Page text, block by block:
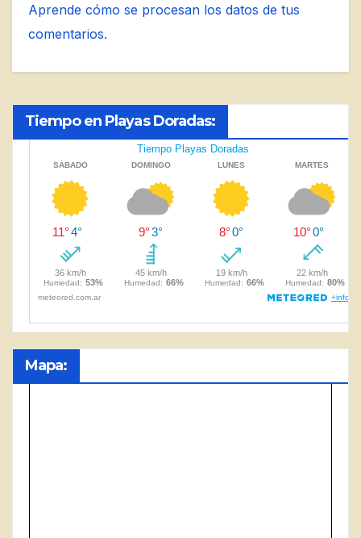
Aprende cómo se procesan los datos de tus
comentarios.
Tiempo en Playas Doradas:
Mapa: